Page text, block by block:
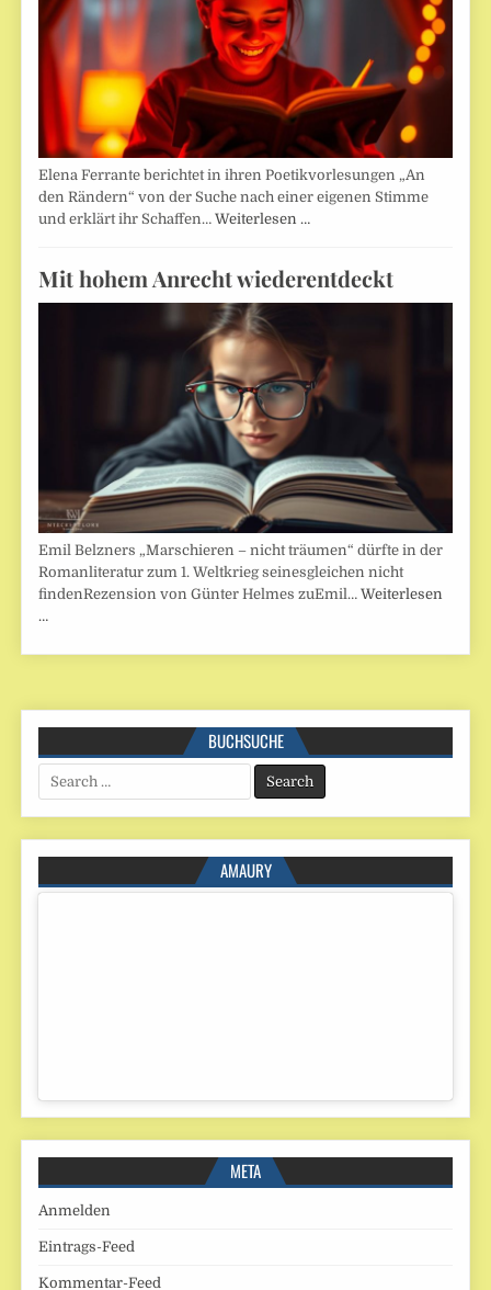
Elena Ferrante berichtet in ihren Poetikvorlesungen „An
den Rändern“ von der Suche nach einer eigenen Stimme
und erklärt ihr Schaffen…Weiterlesen …
Mit hohem Anrecht wiederentdeckt
Emil Belzners „Marschieren – nicht träumen“ dürfte in der
Romanliteratur zum 1. Weltkrieg seinesgleichen nicht
findenRezension von Günter Helmes zuEmil…Weiterlesen
…
BUCHSUCHE
Search
for:
AMAURY
META
Anmelden
Eintrags-Feed
Kommentar-Feed